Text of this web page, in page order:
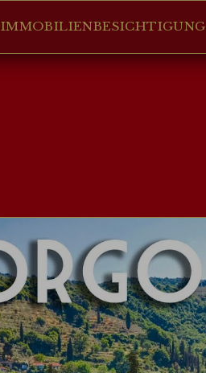
IMMOBILIENBESICHTIGUNG